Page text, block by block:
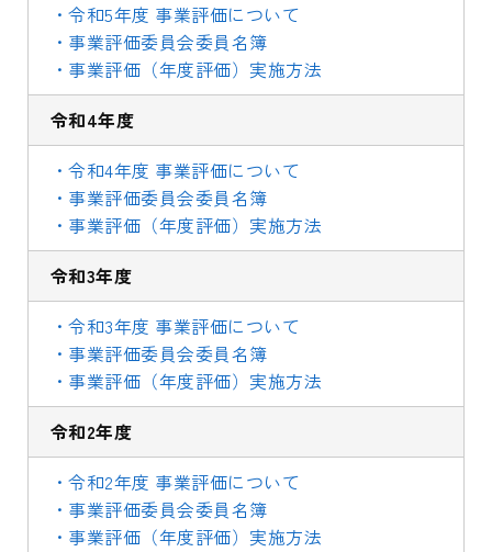
・令和5年度 事業評価について
・事業評価委員会委員名簿
・事業評価（年度評価）実施方法
令和4年度
・令和4年度 事業評価について
・事業評価委員会委員名簿
・事業評価（年度評価）実施方法
令和3年度
・令和3年度 事業評価について
・事業評価委員会委員名簿
・事業評価（年度評価）実施方法
令和2年度
・令和2年度 事業評価について
・事業評価委員会委員名簿
・事業評価（年度評価）実施方法